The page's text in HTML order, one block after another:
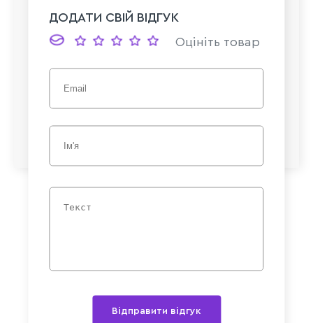
ДОДАТИ СВІЙ ВІДГУК
Оцініть товар
Відправити відгук